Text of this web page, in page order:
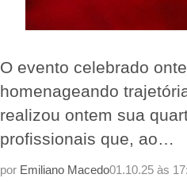
O evento celebrado
homenageando
realizou ontem sua
profissionais que, ao…
por Emiliano Macedo01.10.25 às